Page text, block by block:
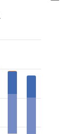
nach
Fakturierte